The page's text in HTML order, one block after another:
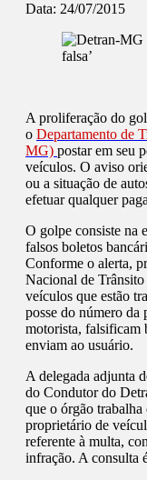
Data: 24/07/2015
A proliferação do
o Departamento de
MG) postar em seu
veículos. O aviso
ou a situação de
efetuar qualquer
O golpe consiste na
falsos boletos
Conforme o alerta,
Nacional de
veículos que estão
posse do número da
motorista, falsificam
enviam ao usuário.
A delegada adjunta
do Condutor do
que o órgão
proprietário de
referente à multa,
infração. A consulta